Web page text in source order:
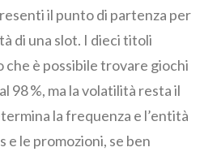
il punto di partenza per
di una slot. I dieci titoli
è possibile trovare giochi
98 %, ma la volatilità resta il
la frequenza e l’entità
e le promozioni, se ben